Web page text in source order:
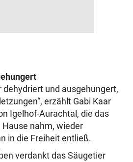
dehydriert und ausgehungert,
erzählt Gabi Kaar
Igelhof-Aurachtal, die das
nahm, wieder
in die Freiheit entließ.
verdankt das Säugetier